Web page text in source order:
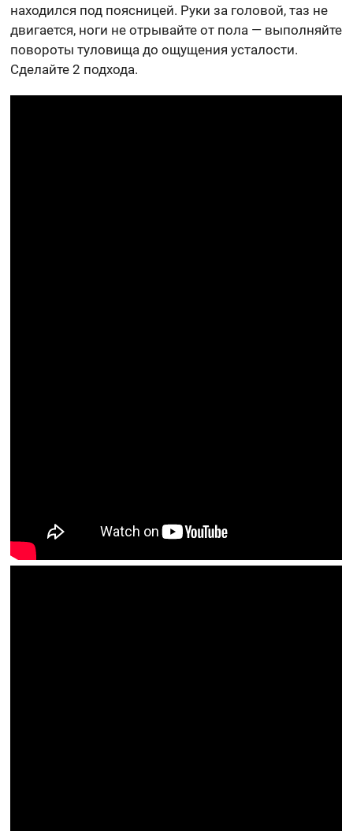
находился под поясницей. Руки за головой, таз не
двигается, ноги не отрывайте от пола — выполняйте
повороты туловища до ощущения усталости.
Сделайте 2 подхода.